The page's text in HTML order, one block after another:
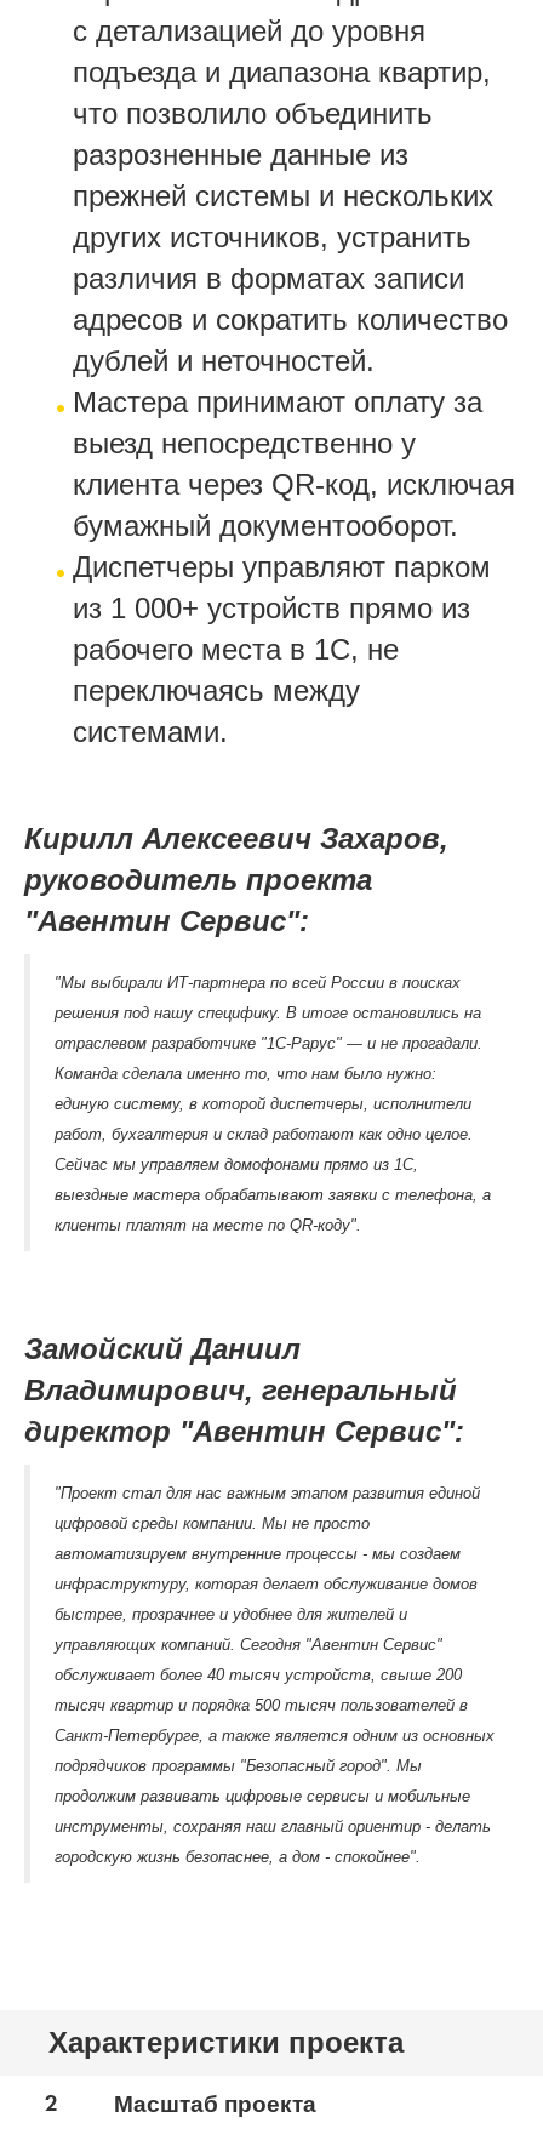
с детализацией до уровня
подъезда и диапазона квартир,
что позволило объединить
разрозненные данные из
прежней системы и нескольких
других источников, устранить
различия в форматах записи
адресов и сократить количество
дублей и неточностей.
Мастера принимают оплату за
выезд непосредственно у
клиента через QR-код, исключая
бумажный документооборот.
Диспетчеры управляют парком
из 1 000+ устройств прямо из
рабочего места в 1С, не
переключаясь между
системами.
Кирилл Алексеевич Захаров,
руководитель проекта
"Авентин Сервис":
"Мы выбирали ИТ-партнера по всей России в поисках
решения под нашу специфику. В итоге остановились на
отраслевом разработчике "1С-Рарус" — и не прогадали.
Команда сделала именно то, что нам было нужно:
единую систему, в которой диспетчеры, исполнители
работ, бухгалтерия и склад работают как одно целое.
Сейчас мы управляем домофонами прямо из 1С,
выездные мастера обрабатывают заявки с телефона, а
клиенты платят на месте по QR-коду".
Замойский Даниил
Владимирович, генеральный
директор "Авентин Сервис":
"Проект стал для нас важным этапом развития единой
цифровой среды компании. Мы не просто
автоматизируем внутренние процессы - мы создаем
инфраструктуру, которая делает обслуживание домов
быстрее, прозрачнее и удобнее для жителей и
управляющих компаний. Сегодня "Авентин Сервис"
обслуживает более 40 тысяч устройств, свыше 200
тысяч квартир и порядка 500 тысяч пользователей в
Санкт-Петербурге, а также является одним из основных
подрядчиков программы "Безопасный город". Мы
продолжим развивать цифровые сервисы и мобильные
инструменты, сохраняя наш главный ориентир - делать
городскую жизнь безопаснее, а дом - спокойнее".
Характеристики проекта
2 Масштаб проекта